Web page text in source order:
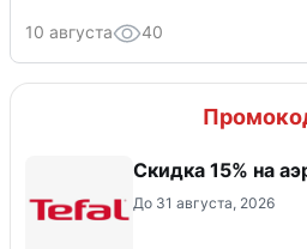
10 августа 40
Скидка 15% на
До 31 августа, 2026